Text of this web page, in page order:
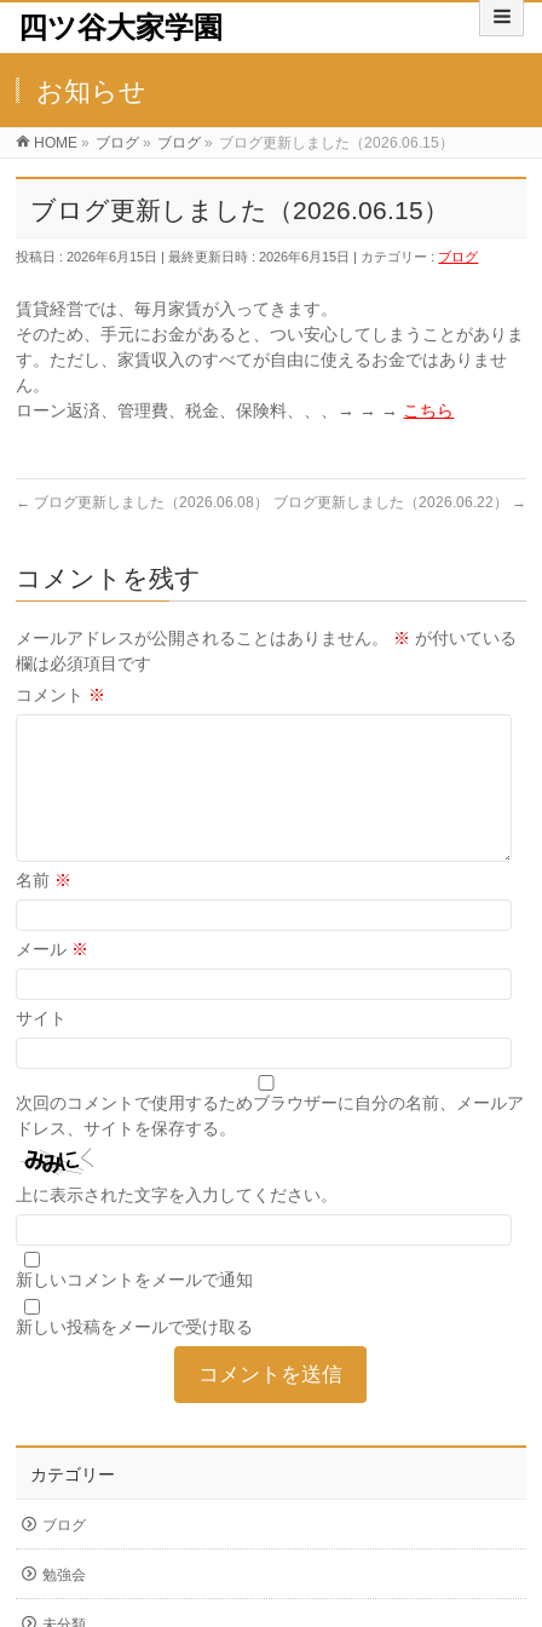
四ツ谷大家学園
お知らせ
HOME » ブログ » ブログ » ブログ更新しました（2026.06.15）
ブログ更新しました（2026.06.15）
投稿日 : 2026年6月15日 最終更新日時 : 2026年6月15日 カテゴリー : ブログ
賃貸経営では、毎月家賃が入ってきます。
そのため、手元にお金があると、つい安心してしまうことがありま
す。ただし、家賃収入のすべてが自由に使えるお金ではありませ
ん。
ローン返済、管理費、税金、保険料、、、→ → → こちら
← ブログ更新しました（2026.06.08） ブログ更新しました（2026.06.22） →
コメントを残す
メールアドレスが公開されることはありません。 ※ が付いている
欄は必須項目です
コメント ※
名前 ※
メール ※
サイト
次回のコメントで使用するためブラウザーに自分の名前、メールア
ドレス、サイトを保存する。
上に表示された文字を入力してください。
新しいコメントをメールで通知
新しい投稿をメールで受け取る
カテゴリー
ブログ
勉強会